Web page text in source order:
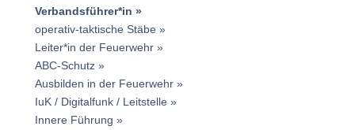
Verbandsführer*in
operativ-taktische Stäbe
Leiter*in der Feuerwehr
ABC-Schutz
Ausbilden in der Feuerwehr
IuK / Digitalfunk / Leitstelle
Innere Führung